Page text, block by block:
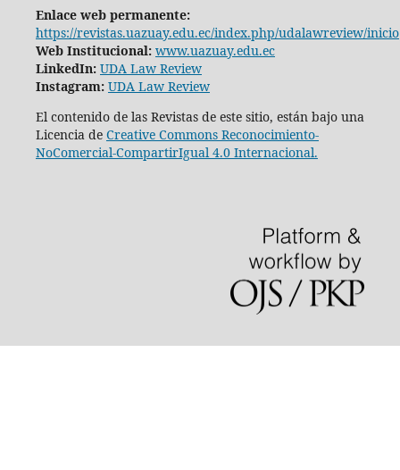
Enlace web permanente:
https://revistas.uazuay.edu.ec/index.php/udalawreview/inicio
Web Institucional: www.uazuay.edu.ec
LinkedIn: UDA Law Review
Instagram: UDA Law Review
El contenido de las Revistas de este sitio, están bajo una
Licencia de Creative Commons Reconocimiento-
NoComercial-CompartirIgual 4.0 Internacional.